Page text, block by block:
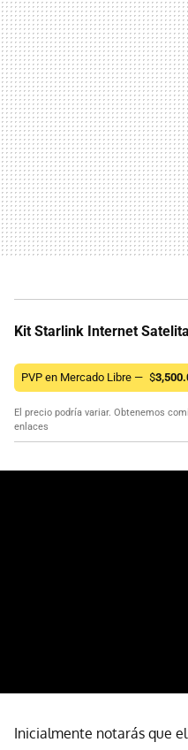
Kit Starlink Internet Satelital
PVP en Mercado Libre — $
El precio podría variar. Obtenemos
enlaces
Inicialmente notarás que